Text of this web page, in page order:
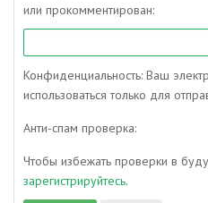
или прокомментирован:
Конфиденциальность: Ваш
использоваться только для
Анти-спам проверка:
Чтобы избежать проверки в
зарегистрируйтесь.